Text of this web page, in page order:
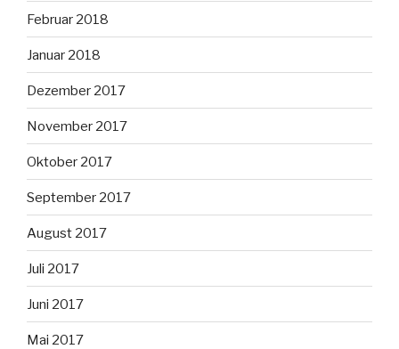
Februar 2018
Januar 2018
Dezember 2017
November 2017
Oktober 2017
September 2017
August 2017
Juli 2017
Juni 2017
Mai 2017